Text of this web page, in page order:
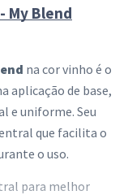
My Blend
na cor vinho é o
aplicação de base,
e uniforme. Seu
que facilita o
o uso.
para melhor